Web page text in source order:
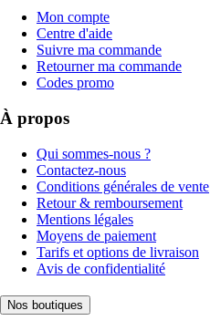
Mon compte
Centre d'aide
Suivre ma commande
Retourner ma commande
Codes promo
À propos
Qui sommes-nous ?
Contactez-nous
Conditions générales de vente
Retour & remboursement
Mentions légales
Moyens de paiement
Tarifs et options de livraison
Avis de confidentialité
Nos boutiques